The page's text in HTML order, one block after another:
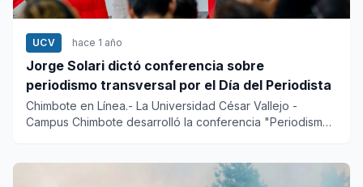
UCV hace 1 año
Jorge Solari dictó conferencia sobre
periodismo transversal por el Día del Periodista
Chimbote en Línea.- La Universidad César Vallejo -
Campus Chimbote desarrolló la conferencia "Periodismo